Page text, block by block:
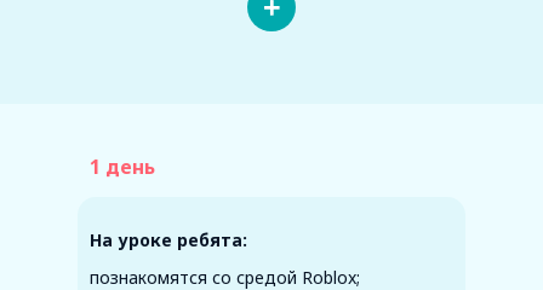
+
На уроке ребята:
1 день
познакомятся со средой Roblox;